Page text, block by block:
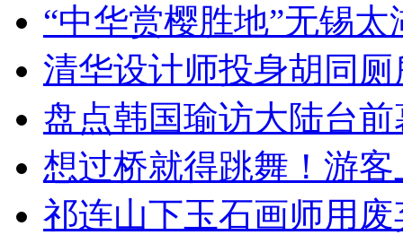
“中华赏樱胜地”无锡
清华设计师投身胡同
盘点韩国瑜访大陆台
想过桥就得跳舞！游客
祁连山下玉石画师用